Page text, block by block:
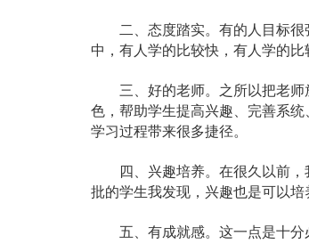
二、态度踏实。有的人目标很
中，有人学的比较快，有人学的
三、好的老师。之所以把老师
色，帮助学生提高兴趣、完善系
学习过程带来很多捷径。
四、兴趣培养。在很久以前，
批的学生我发现，兴趣也是可以
五、有成就感。这一点是十分